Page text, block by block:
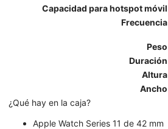
Capacidad para hotspot móvil
Frecuencia
Peso
Duración
Altura
Ancho
¿Qué hay en la caja?
Apple Watch Series 11 de 42 mm